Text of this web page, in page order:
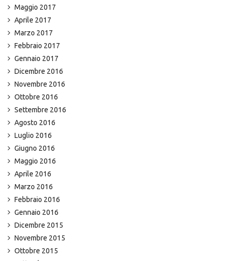
Maggio 2017
Aprile 2017
Marzo 2017
Febbraio 2017
Gennaio 2017
Dicembre 2016
Novembre 2016
Ottobre 2016
Settembre 2016
Agosto 2016
Luglio 2016
Giugno 2016
Maggio 2016
Aprile 2016
Marzo 2016
Febbraio 2016
Gennaio 2016
Dicembre 2015
Novembre 2015
Ottobre 2015